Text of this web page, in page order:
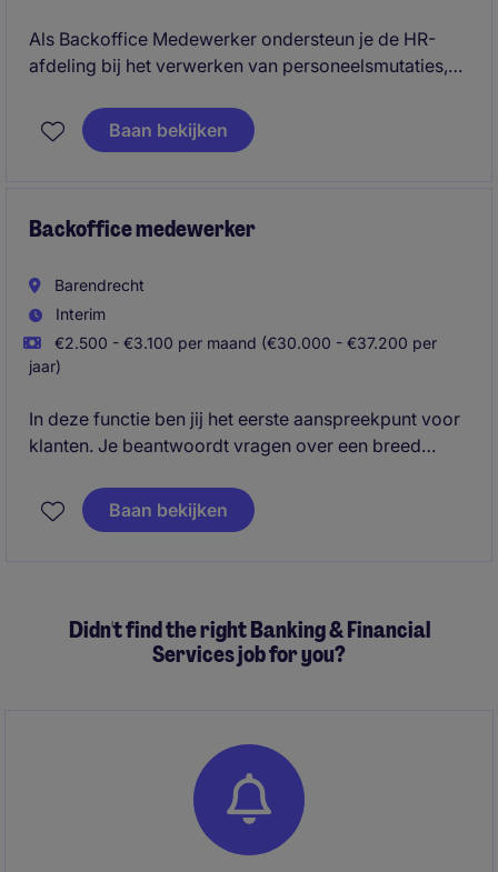
Als Backoffice Medewerker ondersteun je de HR-
afdeling bij het verwerken van personeelsmutaties,
personeelsgegevens. Daarnaast ben je een
aanspreekpunt voor HR-gerelateerde vragen en zorg
Baan bekijken
Backoffice medewerker
Barendrecht
Interim
€2.500 - €3.100 per maand (€30.000 - €37.200 per
jaar)
In deze functie ben jij het eerste aanspreekpunt voor
klanten. Je beantwoordt vragen over een breed
begin tot eind. Daarnaast speel je een belangrijke rol
in het verbeteren van service processen en zorg je
Baan bekijken
Didn't find the right Banking & Financial
Services job for you?